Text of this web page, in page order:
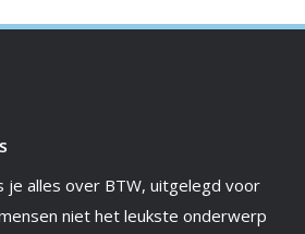
je alles over BTW, uitgelegd voor
niet het leukste onderwerp